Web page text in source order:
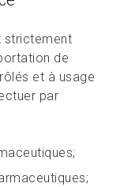
strictement
de
et à usage
par